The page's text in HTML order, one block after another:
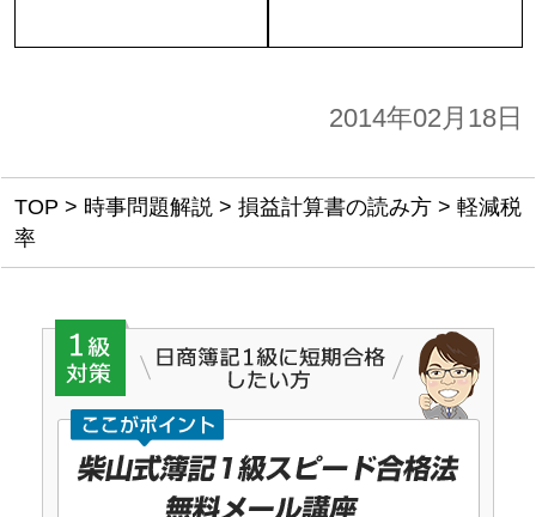
2014年02月18日
TOP > 時事問題解説> 損益計算書の読み方> 軽減税
率